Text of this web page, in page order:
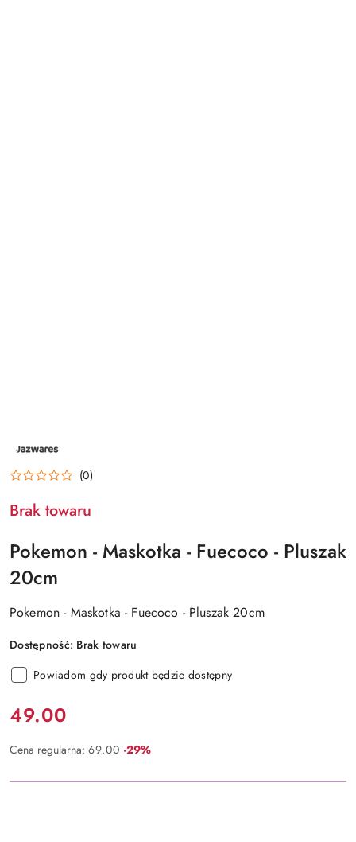
NAZWA
PRODUCENTA:
JAZWARES
(0)
Brak towaru
Pokemon - Maskotka - Fuecoco - Pluszak
20cm
Pokemon - Maskotka - Fuecoco - Pluszak 20cm
Dostępność: Brak towaru
Powiadom gdy produkt będzie dostępny
Cena:
49.00
Cena regularna: 69.00 Rabat:
-29%